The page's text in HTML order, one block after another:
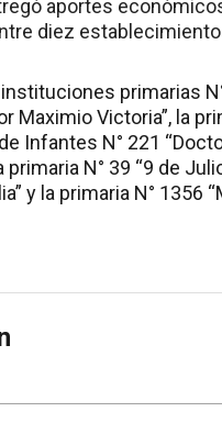
aportes
diez
primarias
Maximio Victoria”, la
Infantes N° 221
N° 39 “9 de
y la primaria N° 1356